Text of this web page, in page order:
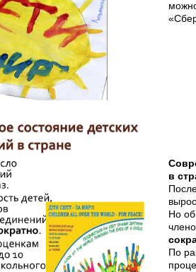
в
Но
По